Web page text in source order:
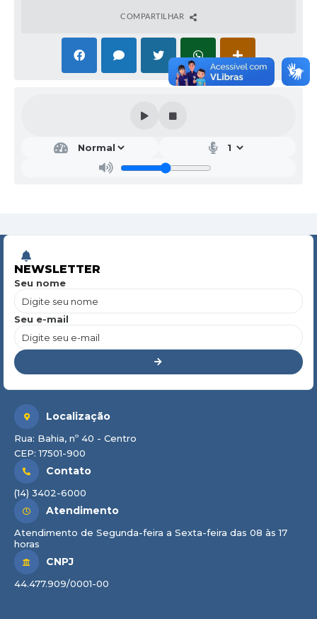
COMPARTILHAR
NEWSLETTER
Seu nome
Seu e-mail
Localização
Rua: Bahia, nº 40 - Centro
CEP: 17501-900
Contato
(14) 3402-6000
Atendimento
Atendimento de Segunda-feira a Sexta-feira das 08 às 17
horas
CNPJ
44.477.909/0001-00